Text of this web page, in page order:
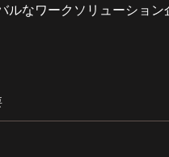
ルなワークソリューショ